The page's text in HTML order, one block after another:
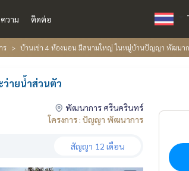
วาม ติดต่อ
ร บ้านเช่า 4 ห้องนอน มีสนามใหญ่ ในหมู่บ้านปัญญา พัฒนาก
ายน้ำส่วนตัว
พัฒนาการ ศรีนครินทร์
โครงการ : ปัญญา พัฒนาการ
สัญญา 12 เดือน